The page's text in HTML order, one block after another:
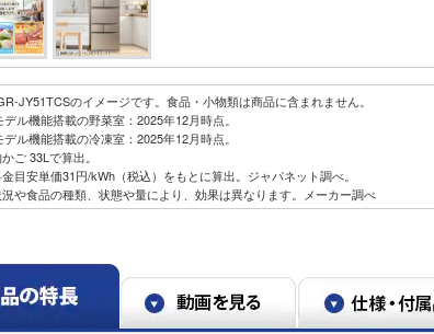
JY51TCSのイメージです。食品・小物類は商品に含まれません。
ル機能搭載の野菜室：2025年12月時点。
ル機能搭載の冷凍室：2025年12月時点。
ご 33Lで算出。
目安単価31円/kWh（税込）をもとに算出。ジャパネット調べ。
や食品の種類、状態や量により、効果は異なります。メーカー調べ
ャージ非搭載：2016年度商品GR-K600FWX「新鮮 摘みたて野菜室」。ミス
有り時。運転状況や食品の量によって異なります。
方法】ミックスベジタブル100gを保存容器に入れてラップをし、下段冷凍室スラ
2週間保存後の着霜率を測定、周囲温度25℃、扉開閉なし。【結果】2024年度
通常保存と新商品GR-Y640XFS「上質冷凍」モードで保存の比較。着霜率GR-